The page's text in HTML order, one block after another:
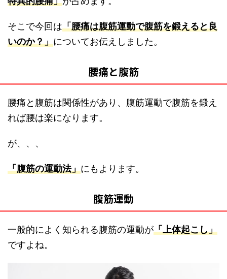
そこで今回は「腰痛は腹筋運動で腹筋を鍛えると良
いのか？」についてお伝えしました。
腰痛と腹筋
腰痛と腹筋は関係性があり、腹筋運動で腹筋を鍛え
れば腰は楽になります。
が、、、
「腹筋の運動法」にもよります。
腹筋運動
一般的によく知られる腹筋の運動が「上体起こし」
ですよね。